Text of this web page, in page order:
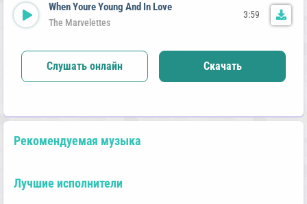
When Youre Young And In Love
The Marvelettes
3:59
Слушать онлайн Скачать
Рекомендуемая музыка
Лучшие исполнители